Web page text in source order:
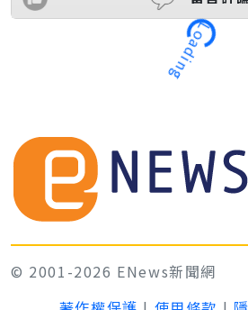
Loading
© 2001-2026 ENews新聞網